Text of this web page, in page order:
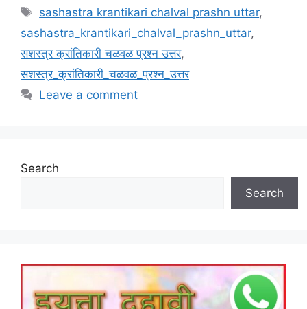
Tags
sashastra krantikari chalval prashn uttar,
sashastra_krantikari_chalval_prashn_uttar,
सशस्त्र क्रांतिकारी चळवळ प्रश्न उत्तर,
सशस्त्र_क्रांतिकारी_चळवळ_प्रश्न_उत्तर
Leave a comment
Search
Search